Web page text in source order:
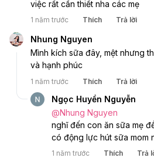
việc rất cần thiết nha các mẹ
1 năm trước Thích Trả lời
Nhung Nguyen
Mình kích sữa đây, mệt nhưng
và hạnh phúc
1 năm trước Thích Trả lời
Ngọc Huyền Nguyễn
@Nhung Nguyen
nghĩ đến con ăn sữa mẹ
có động lực hút sữa mom
1 năm trước Thích Trả